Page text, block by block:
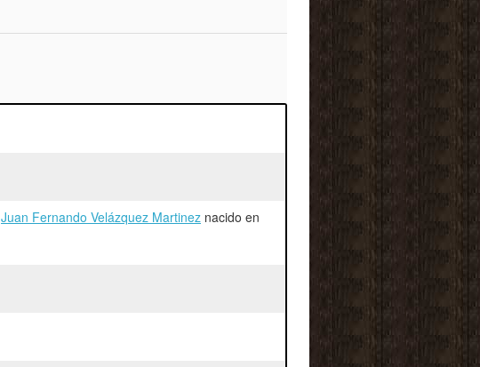
Juan Fernando Velázquez Martinez nacido en